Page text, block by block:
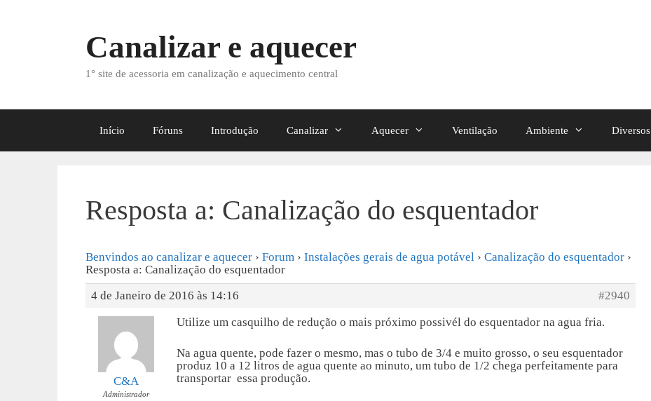
Canalizar e aquecer
1° site de acessoria em canalização e aquecimento central
Início Fóruns Introdução Canalizar Aquecer Ventilação Ambiente Diversos
Resposta a: Canalização do esquentador
Benvindos ao canalizar e aquecer › Forum › Instalações gerais de agua potável › Canalização do esquentador ›
Resposta a: Canalização do esquentador
4 de Janeiro de 2016 às 14:16
#2940
C&A
Administrador
Utilize um casquilho de redução o mais próximo possivél do esquentador na agua fria.
Na agua quente, pode fazer o mesmo, mas o tubo de 3/4 e muito grosso, o seu esquentador
produz 10 a 12 litros de agua quente ao minuto, um tubo de 1/2 chega perfeitamente para
transportar essa produção.